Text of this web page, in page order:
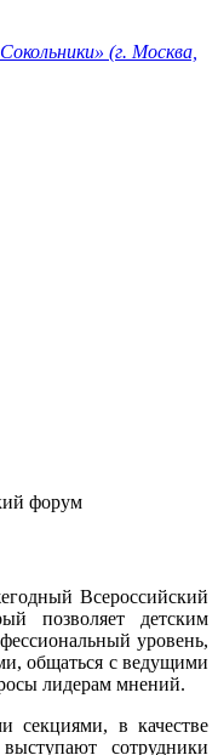
(г. Москва,
форум
Всероссийский
позволяет детским
уровень,
общаться с ведущими
лидерам мнений.
секциями, в качестве
сотрудники